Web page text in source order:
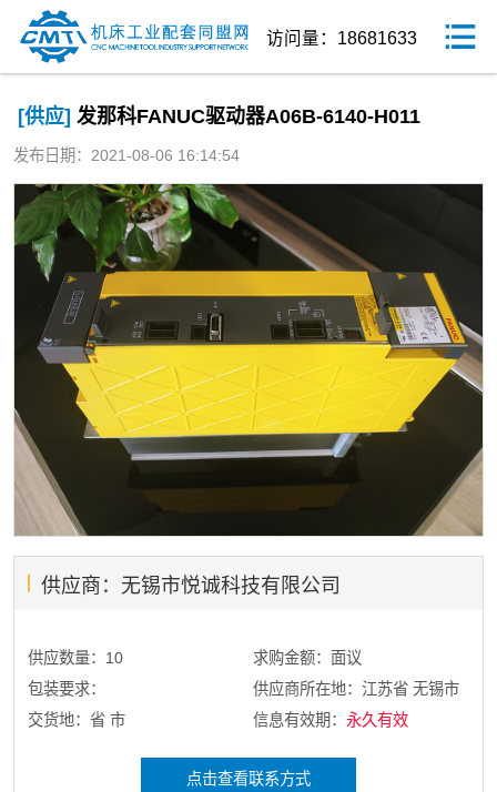
访问量：18681633
[供应] 发那科FANUC驱动器A06B-6140-H011
发布日期：2021-08-06 16:14:54
供应商：无锡市悦诚科技有限公司
供应数量：10
求购金额：面议
包装要求：
供应商所在地：江苏省 无锡市
交货地：省 市
信息有效期： 永久有效
点击查看联系方式